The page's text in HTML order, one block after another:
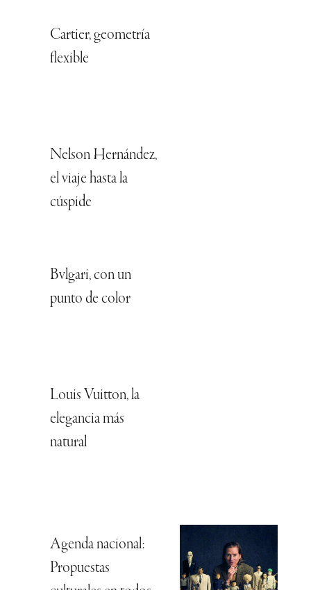
Cartier, geometría
flexible
Nelson Hernández,
el viaje hasta la
cúspide
Bvlgari, con un
punto de color
Louis Vuitton, la
elegancia más
natural
Agenda nacional:
Propuestas